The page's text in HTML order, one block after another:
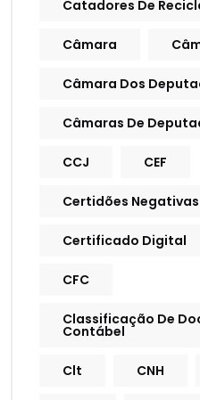
Catadores De
Câmara
Câmara Dos
Câmaras De
CCJ CEF
Certidões Negativas
Certificado Digital
CFC
Classificação De
Contábel
Clt CNH